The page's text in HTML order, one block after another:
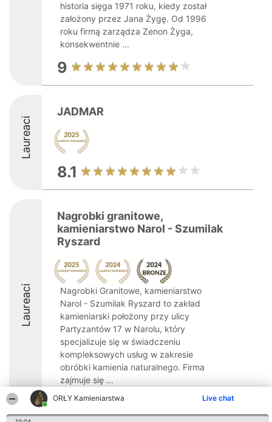
ORŁY Kamieniarstwa Live chat
historia sięga 1971 roku, kiedy został
założony przez Jana Żygę. Od 1996
roku firmą zarządza Zenon Żyga,
konsekwentnie ...
9
Laureaci
JADMAR
8.1
Laureaci
Nagrobki granitowe,
kamieniarstwo Narol - Szumilak
Ryszard
Nagrobki Granitowe, kamieniarstwo
Narol - Szumilak Ryszard to zakład
kamieniarski położony przy ulicy
Partyzantów 17 w Narolu, który
specjalizuje się w świadczeniu
kompleksowych usług w zakresie
obróbki kamienia naturalnego. Firma
zajmuje się ...
8.5